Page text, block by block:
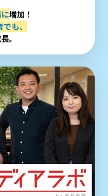
増加！
も、
。